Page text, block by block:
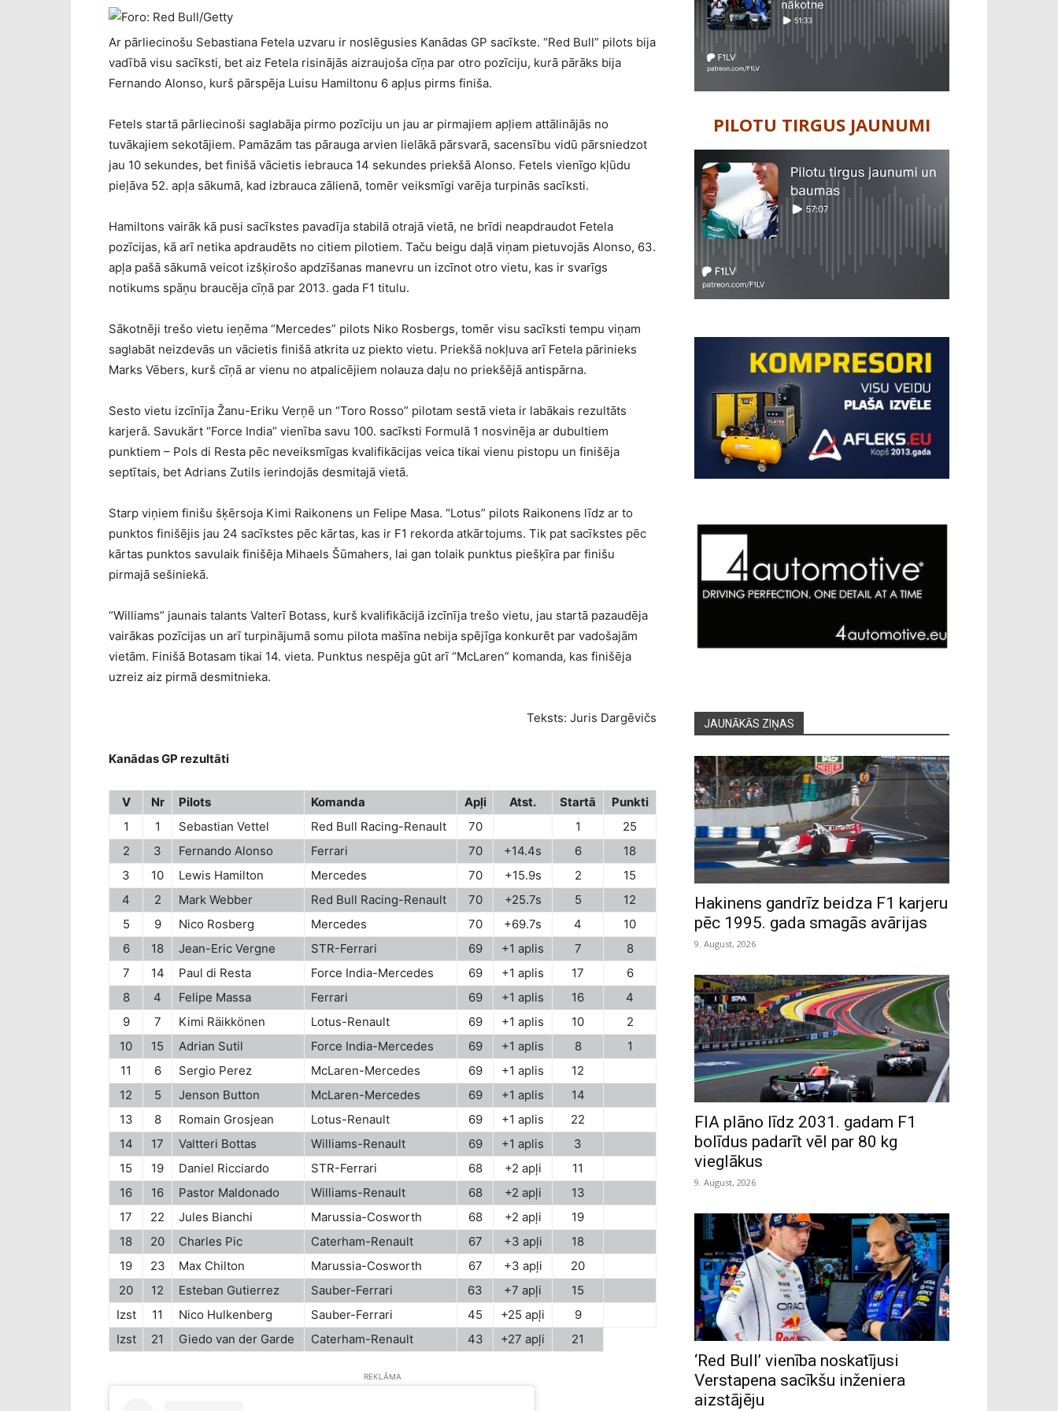
Ar pārliecinošu Sebastiana Fetela uzvaru ir noslēgusies Kanādas GP sacīkste. “Red Bull” pilots bija
vadībā visu sacīksti, bet aiz Fetela risinājās aizraujoša cīņa par otro pozīciju, kurā pārāks bija
Fernando Alonso, kurš pārspēja Luisu Hamiltonu 6 apļus pirms finiša.
Fetels startā pārliecinoši saglabāja pirmo pozīciju un jau ar pirmajiem apļiem attālinājās no
tuvākajiem sekotājiem. Pamāzām tas pārauga arvien lielākā pārsvarā, sacensību vidū pārsniedzot
jau 10 sekundes, bet finišā vācietis iebrauca 14 sekundes priekšā Alonso. Fetels vienīgo kļūdu
pieļāva 52. apļa sākumā, kad izbrauca zālienā, tomēr veiksmīgi varēja turpinās sacīksti.
Hamiltons vairāk kā pusi sacīkstes pavadīja stabilā otrajā vietā, ne brīdi neapdraudot Fetela
pozīcijas, kā arī netika apdraudēts no citiem pilotiem. Taču beigu daļā viņam pietuvojās Alonso, 63.
apļa pašā sākumā veicot izšķirošo apdzīšanas manevru un izcīnot otro vietu, kas ir svarīgs
notikums spāņu braucēja cīņā par 2013. gada F1 titulu.
Sākotnēji trešo vietu ieņēma “Mercedes” pilots Niko Rosbergs, tomēr visu sacīksti tempu viņam
saglabāt neizdevās un vācietis finišā atkrita uz piekto vietu. Priekšā nokļuva arī Fetela pārinieks
Marks Vēbers, kurš cīņā ar vienu no atpalicējiem nolauza daļu no priekšējā antispārna.
Sesto vietu izcīnīja Žanu-Eriku Verņē un “Toro Rosso” pilotam sestā vieta ir labākais rezultāts
karjerā. Savukārt “Force India” vienība savu 100. sacīksti Formulā 1 nosvinēja ar dubultiem
punktiem – Pols di Resta pēc neveiksmīgas kvalifikācijas veica tikai vienu pistopu un finišēja
septītais, bet Adrians Zutils ierindojās desmitajā vietā.
Starp viņiem finišu šķērsoja Kimi Raikonens un Felipe Masa. “Lotus” pilots Raikonens līdz ar to
punktos finišējis jau 24 sacīkstes pēc kārtas, kas ir F1 rekorda atkārtojums. Tik pat sacīkstes pēc
kārtas punktos savulaik finišēja Mihaels Šūmahers, lai gan tolaik punktus piešķīra par finišu
pirmajā sešiniekā.
“Williams” jaunais talants Valterī Botass, kurš kvalifikācijā izcīnīja trešo vietu, jau startā pazaudēja
vairākas pozīcijas un arī turpinājumā somu pilota mašīna nebija spējīga konkurēt par vadošajām
vietām. Finišā Botasam tikai 14. vieta. Punktus nespēja gūt arī “McLaren” komanda, kas finišēja
uzreiz aiz pirmā desmitnieka.
Teksts: Juris Dargēvičs
Kanādas GP rezultāti
V Nr Pilots Komanda Apļi Atst. Startā
Punkti
1
1 Sebastian Vettel Red Bull Racing-Renault 70 1
25
2
3 Fernando Alonso Ferrari 70 +14.4s 6
18
3
10 Lewis Hamilton Mercedes 70 +15.9s 2
15
4
2 Mark Webber Red Bull Racing-Renault 70 +25.7s 5
12
5
9 Nico Rosberg Mercedes 70 +69.7s 4
10
6
18 Jean-Eric Vergne STR-Ferrari 69 +1 aplis 7
8
7
14 Paul di Resta Force India-Mercedes 69 +1 aplis 17
6
8
4 Felipe Massa Ferrari 69 +1 aplis 16
4
9
7 Kimi Räikkönen Lotus-Renault 69 +1 aplis 10
2
10
15 Adrian Sutil Force India-Mercedes 69 +1 aplis 8
1
11
6 Sergio Perez McLaren-Mercedes 69 +1 aplis
12
12
5 Jenson Button McLaren-Mercedes 69 +1 aplis
14
13
8 Romain Grosjean Lotus-Renault 69 +1 aplis
22
14
17 Valtteri Bottas Williams-Renault 69 +1 aplis
3
15
19 Daniel Ricciardo STR-Ferrari 68 +2 apļi
11
16
16 Pastor Maldonado Williams-Renault 68 +2 apļi
13
17
22 Jules Bianchi Marussia-Cosworth 68 +2 apļi
19
18
20 Charles Pic Caterham-Renault 67 +3 apļi
18
19
23 Max Chilton Marussia-Cosworth 67 +3 apļi
20
20
12 Esteban Gutierrez Sauber-Ferrari 63 +7 apļi
15
Izst
11 Nico Hulkenberg Sauber-Ferrari 45 +25 apļi
9
Izst
21 Giedo van der Garde Caterham-Renault 43 +27 apļi 21
REKLĀMA
PILOTU TIRGUS JAUNUMI
JAUNĀKĀS ZIŅAS
Hakinens gandrīz beidza F1 karjeru
pēc 1995. gada smagās avārijas
9. August, 2026
FIA plāno līdz 2031. gadam F1
bolīdus padarīt vēl par 80 kg
vieglākus
9. August, 2026
‘Red Bull’ vienība noskatījusi
Verstapena sacīkšu inženiera
aizstājēju